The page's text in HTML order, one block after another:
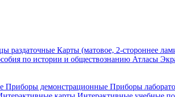
раздаточные Карты (матовое, 2-стороннее
по истории и обществознанию Атласы
Приборы демонстрационные Приборы